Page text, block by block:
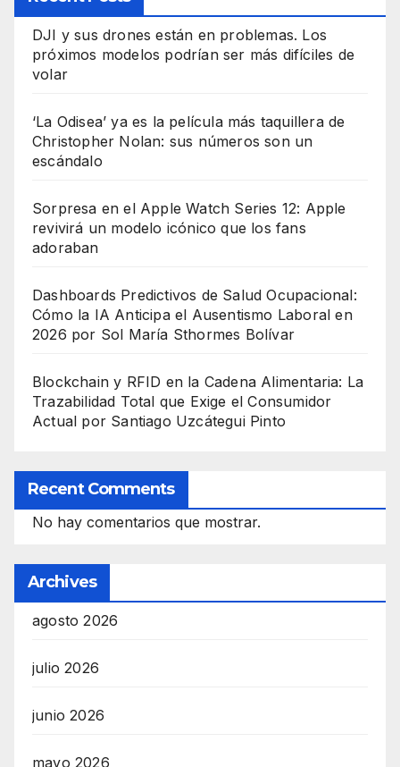
DJI y sus drones están en problemas. Los
próximos modelos podrían ser más difíciles de
volar
‘La Odisea’ ya es la película más taquillera de
Christopher Nolan: sus números son un
escándalo
Sorpresa en el Apple Watch Series 12: Apple
revivirá un modelo icónico que los fans
adoraban
Dashboards Predictivos de Salud Ocupacional:
Cómo la IA Anticipa el Ausentismo Laboral en
2026 por Sol María Sthormes Bolívar
Blockchain y RFID en la Cadena Alimentaria: La
Trazabilidad Total que Exige el Consumidor
Actual por Santiago Uzcátegui Pinto
Recent Comments
No hay comentarios que mostrar.
Archives
agosto 2026
julio 2026
junio 2026
mayo 2026